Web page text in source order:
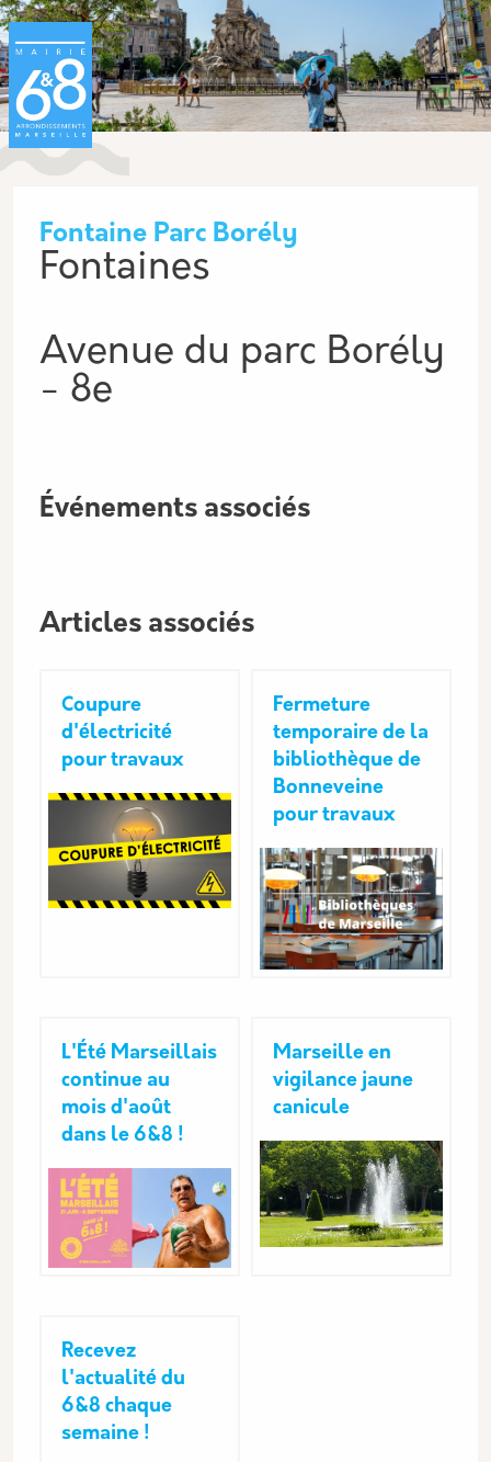
Aller au contenu principal
Fontaine Parc Borély
Fontaines
Avenue du parc Borély
- 8e
Événements associés
Articles associés
Coupure
d'électricité
pour travaux
Fermeture
temporaire de la
bibliothèque de
Bonneveine
pour travaux
L'Été Marseillais
continue au
mois d'août
dans le 6&8 !
Marseille en
vigilance jaune
canicule
Recevez
l'actualité du
6&8 chaque
semaine !
Panneau de gestion des cookies